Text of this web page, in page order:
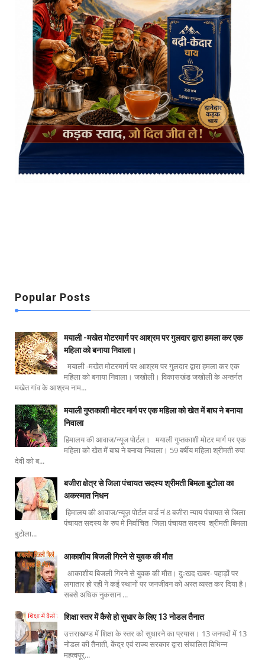
Popular Posts
मयाली -मखेत मोटरमार्ग पर आश्रम पर गुलदार द्वारा हमला कर एक
महिला को बनाया निवाला।
मयाली -मखेत मोटरमार्ग पर आश्रम पर गुलदार द्वारा हमला कर एक
महिला को बनाया निवाला। जखोली। विकासखंड जखोली के अन्तर्गत
मखेत गांव के आश्रम नाम...
मयाली गुप्तकाशी मोटर मार्ग पर एक महिला को खेत में बाघ ने बनाया
निवाला
हिमालय की आवाज/न्यूज पोर्टल। मयाली गुप्तकाशी मोटर मार्ग पर एक
महिला को खेत में बाघ ने बनाया निवाला। 59 बर्षीय महिला श्रीमती रुपा
देवी को ब...
बजीरा क्षेत्र से जिला पंचायत सदस्य श्रीमती बिमला बुटोला का
अकस्मात निधन
हिमालय की आवाज/न्यूज़ पोर्टल वार्ड नं 8 बजीरा न्याय पंचायत से जिला
पंचायत सदस्य के रुप मे निर्वाचित जिला पंचायत सदस्य श्रीमती बिमला
बुटोला...
आकाशीय बिजली गिरने से युवक की मौत
आकाशीय बिजली गिरने से युवक की मौत। दुःखद खबर- पहाड़ों पर
लगातार हो रही ने कई स्थानों पर जनजीवन को अस्त व्यस्त कर दिया है।
सबसे अधिक नुकसान ...
शिक्षा स्तर में कैसे हो सुधार के लिए 13 नोडल तैनात
उत्तराखण्ड में शिक्षा के स्तर को सुधारने का प्रयास। 13 जनपदों में 13
नोडल की तैनाती, केंद्र एवं राज्य सरकार द्वारा संचालित विभिन्न
महत्वपूर्...